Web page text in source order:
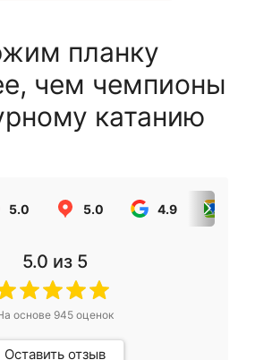
планку
чем чемпионы
катанию
5.0 5.0 4.9
5.0 из 5
основе 945оценок
Оставить отзыв